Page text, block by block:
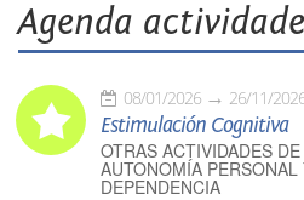
Agenda
08/01/2026 26/11/
Estimulación Cognitiva
OTRAS ACTIVIDADES
AUTONOMÍA
DEPENDENCIA